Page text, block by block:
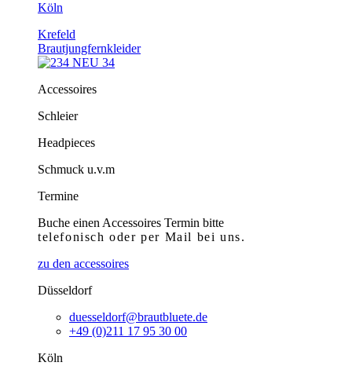
Köln
Krefeld
Brautjungfernkleider
Accessoires
Schleier
Headpieces
Schmuck u.v.m
Termine
Buche einen Accessoires Termin bitte
telefonischoder per Mail bei uns.
zu den accessoires
Düsseldorf
duesseldorf@brautbluete.de
+49 (0)211 17 95 30 00
Köln